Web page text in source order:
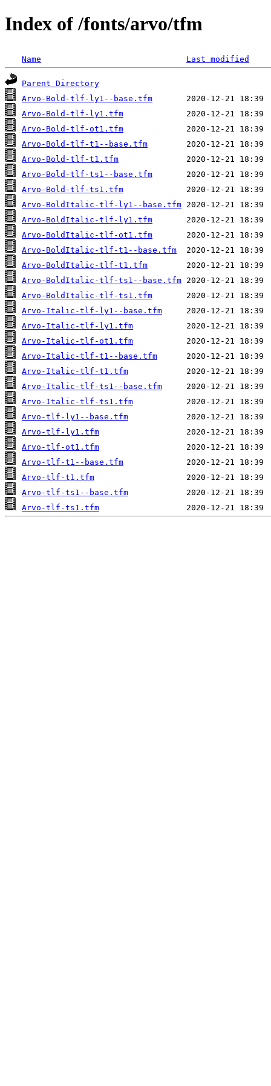
Index of /fonts/arvo/tfm
Name Last modified
Parent Directory
Arvo-Bold-tlf-ly1--base.tfm
Arvo-Bold-tlf-ly1.tfm
Arvo-Bold-tlf-ot1.tfm
Arvo-Bold-tlf-t1--base.tfm
Arvo-Bold-tlf-t1.tfm
Arvo-Bold-tlf-ts1--base.tfm
Arvo-Bold-tlf-ts1.tfm
Arvo-BoldItalic-tlf-ly1--base.tfm
Arvo-BoldItalic-tlf-ly1.tfm
Arvo-BoldItalic-tlf-ot1.tfm
Arvo-BoldItalic-tlf-t1--base.tfm
Arvo-BoldItalic-tlf-t1.tfm
Arvo-BoldItalic-tlf-ts1--base.tfm
Arvo-BoldItalic-tlf-ts1.tfm
Arvo-Italic-tlf-ly1--base.tfm
Arvo-Italic-tlf-ly1.tfm
Arvo-Italic-tlf-ot1.tfm
Arvo-Italic-tlf-t1--base.tfm
Arvo-Italic-tlf-t1.tfm
Arvo-Italic-tlf-ts1--base.tfm
Arvo-Italic-tlf-ts1.tfm
Arvo-tlf-ly1--base.tfm
Arvo-tlf-ly1.tfm
Arvo-tlf-ot1.tfm
Arvo-tlf-t1--base.tfm
Arvo-tlf-t1.tfm
Arvo-tlf-ts1--base.tfm
Arvo-tlf-ts1.tfm